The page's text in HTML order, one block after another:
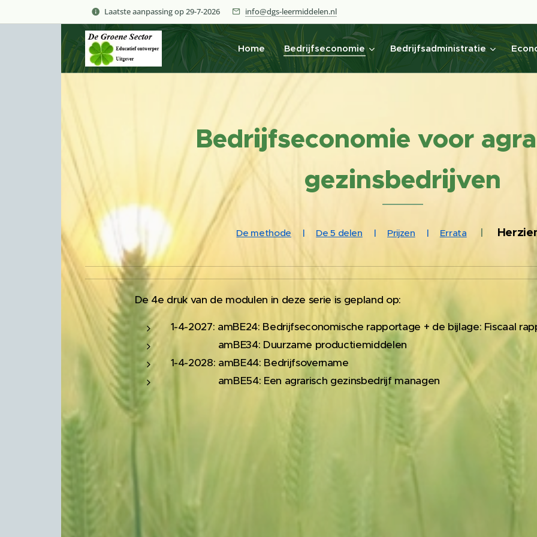
Laatste aanpassing op 29-7-2026 info@dgs-leermiddelen.nl
Home Bedrijfseconomie Bedrijfsadministratie
Bedrijfseconomie voor
gezinsbedrijven
De methode | De 5 delen | Prijzen | Errata |
De 4e druk van de modulen in deze serie is gepland op:
1-4-2027: amBE24: Bedrijfseconomische rapportage + de bijlage: Fiscaal
amBE34: Duurzame productiemiddelen
1-4-2028: amBE44: Bedrijfsovername
amBE54: Een agrarisch gezinsbedrijf managen